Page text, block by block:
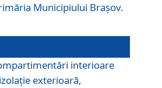
Municipiului Braşov.
interioare
exterioară,